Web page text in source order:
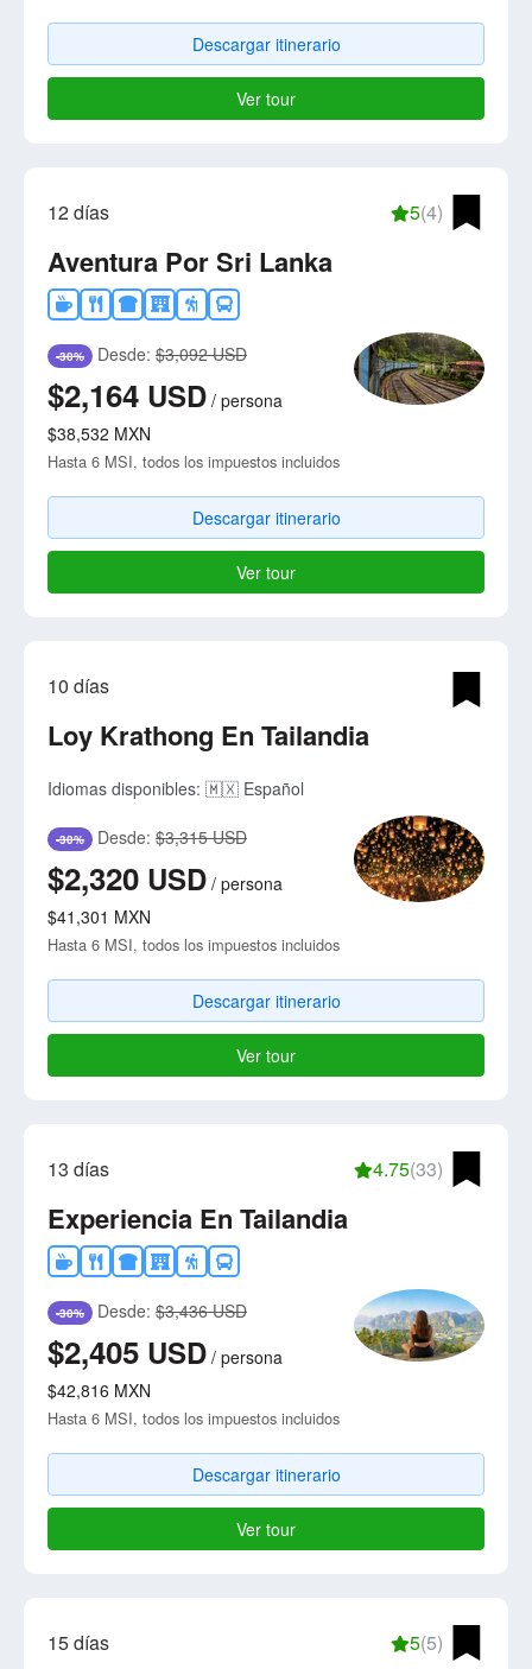
Descargar itinerario
Ver tour
12 días 5(4)
Aventura Por Sri Lanka
-30% Desde: $3,092 USD
$2,164 USD / persona
$38,532 MXN
Hasta 6 MSI, todos los impuestos incluidos
Descargar itinerario
Ver tour
10 días
Loy Krathong En Tailandia
Idiomas disponibles: 🇲🇽 Español
-30% Desde: $3,315 USD
$2,320 USD / persona
$41,301 MXN
Hasta 6 MSI, todos los impuestos incluidos
Descargar itinerario
Ver tour
13 días 4.75(33)
Experiencia En Tailandia
-30% Desde: $3,436 USD
$2,405 USD / persona
$42,816 MXN
Hasta 6 MSI, todos los impuestos incluidos
Descargar itinerario
Ver tour
15 días 5(5)